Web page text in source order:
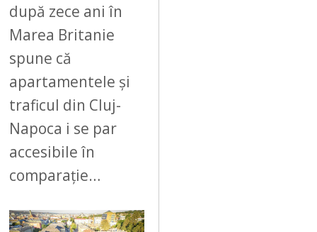
după zece ani în
Marea Britanie
spune că
apartamentele și
traficul din Cluj-
Napoca i se par
accesibile în
comparație…